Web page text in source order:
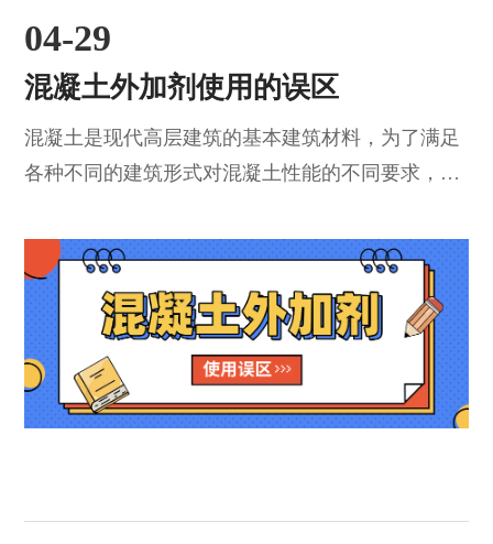
04-29
混凝土外加剂使用的误区
混凝土是现代高层建筑的基本建筑材料，为了满足
各种不同的建筑形式对混凝土性能的不同要求，需
能。为了保证混凝土质量，提高建筑工程的安全
性，延长使用寿命，有必要对外加剂的选用和添加
方法进行研究，合理使用外加剂。1、混凝土外加
剂建筑行业浇混凝土外加剂视作混凝土的第五组
份，使用添加剂，能够全面提高混凝土的密实度、
强度、抗裂性能、耐久性、抗冻性，除此之外，在